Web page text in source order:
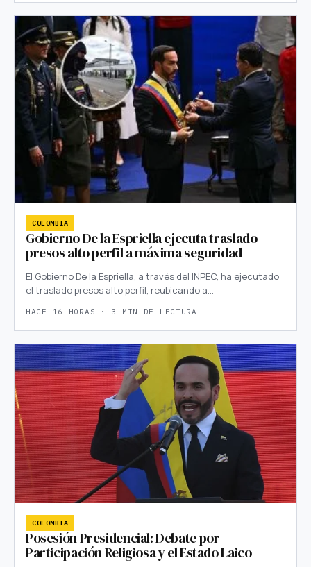
COLOMBIA
Gobierno De la Espriella ejecuta traslado
presos alto perfil a máxima seguridad
El Gobierno De la Espriella, a través del INPEC, ha ejecutado
el traslado presos alto perfil, reubicando a…
HACE 16 HORAS · 3 MIN DE LECTURA
COLOMBIA
Posesión Presidencial: Debate por
Participación Religiosa y el Estado Laico